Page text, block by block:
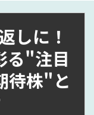
しに！
る"注目
待株"と